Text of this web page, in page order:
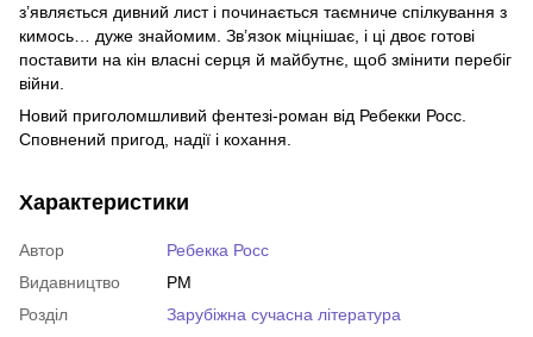
з’являється дивний лист і починається таємниче спілкування з
кимось… дуже знайомим. Зв’язок міцнішає, і ці двоє готові
поставити на кін власні серця й майбутнє, щоб змінити перебіг
війни.
Новий приголомшливий фентезі-роман від Ребекки Росс.
Сповнений пригод, надії і кохання.
Характеристики
Автор
Ребекка Росс
Видавництво
РМ
Розділ
Зарубіжна сучасна література